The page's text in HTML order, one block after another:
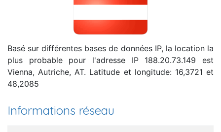
Basé sur différentes bases de données IP, la location la
plus probable pour l'adresse IP 188.20.73.149 est
Vienna, Autriche, AT. Latitude et longitude: 16,3721 et
48,2085
Informations réseau